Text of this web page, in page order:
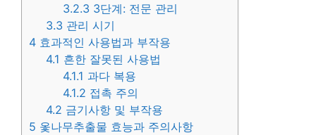
3.2.3 3단계: 전문 관리
3.3 관리 시기
4 효과적인 사용법과 부작용
4.1 흔한 잘못된 사용법
4.1.1 과다 복용
4.1.2 접촉 주의
4.2 금기사항 및 부작용
5 옻나무추출물 효능과 주의사항